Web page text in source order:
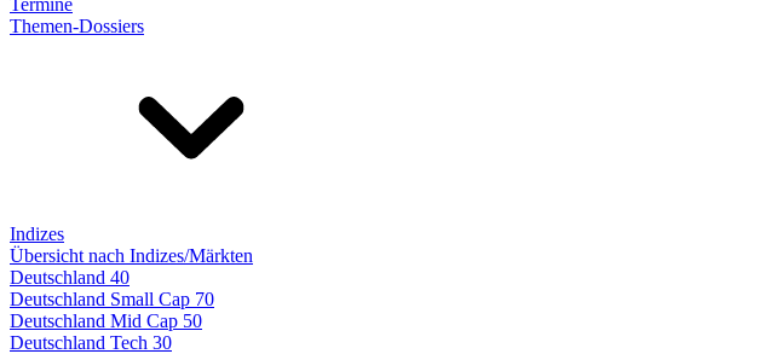
Termine
Themen-Dossiers
Indizes
Übersicht nach Indizes/Märkten
Deutschland 40
Deutschland Small Cap 70
Deutschland Mid Cap 50
Deutschland Tech 30